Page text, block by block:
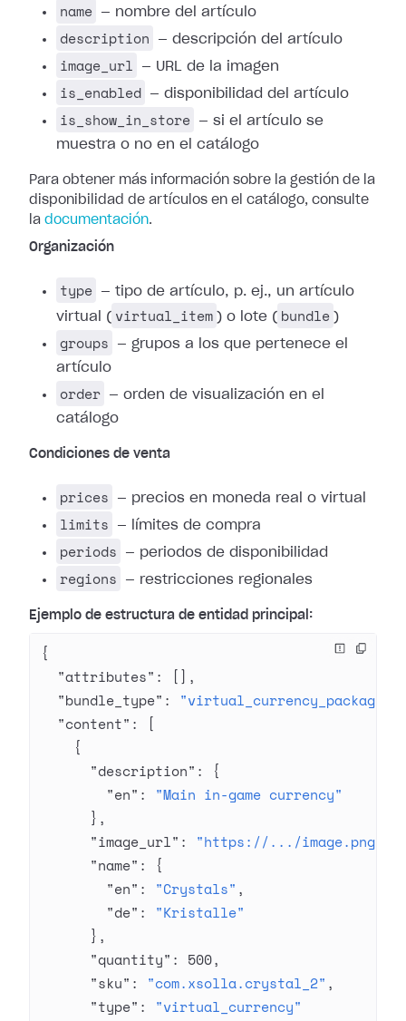
name — nombre del artículo
description — descripción del artículo
image_url — URL de la imagen
is_enabled — disponibilidad del artículo
is_show_in_store
— si el artículo se
muestra o no en el catálogo
Para obtener más información sobre la gestión de la
disponibilidad de artículos en el catálogo, consulte
la documentación.
Organización
type
— tipo de artículo, p. ej., un artículo
virtual ( virtual_item ) o lote ( bundle )
groups
— grupos a los que pertenece el
artículo
order
— orden de visualización en el
catálogo
Condiciones de venta
prices — precios en moneda real o virtual
limits — límites de compra
periods — periodos de disponibilidad
regions — restricciones regionales
Ejemplo de estructura de entidad principal:
{
  "attributes"
: [],
  "bundle_type"
: "virtual_currency_package"
  "content"
: [
    {
      "description"
: {
        "en"
: "Main in-game currency"
      },
      "image_url"
: "https://.../image.png"
      "name"
: {
        "en"
: "Crystals" ,
        "de"
: "Kristalle"
      },
      "quantity"
: 500,
      "sku"
: "com.xsolla.crystal_2" ,
      "type"
: "virtual_currency"